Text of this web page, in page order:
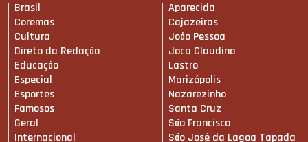
Brasil
Coremas
Cultura
Direto da Redação
Educação
Especial
Esportes
Famosos
Geral
Internacional
Aparecida
Cajazeiras
João Pessoa
Joca Claudino
Lastro
Marizópolis
Nazarezinho
Santa Cruz
São Francisco
São José da Lagoa Tapada